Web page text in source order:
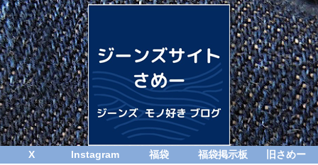
X Instagram 福袋 福袋掲示板 旧さめー